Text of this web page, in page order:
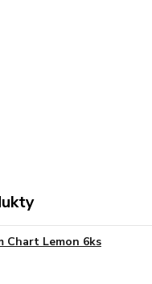
Chart Lemon 6ks